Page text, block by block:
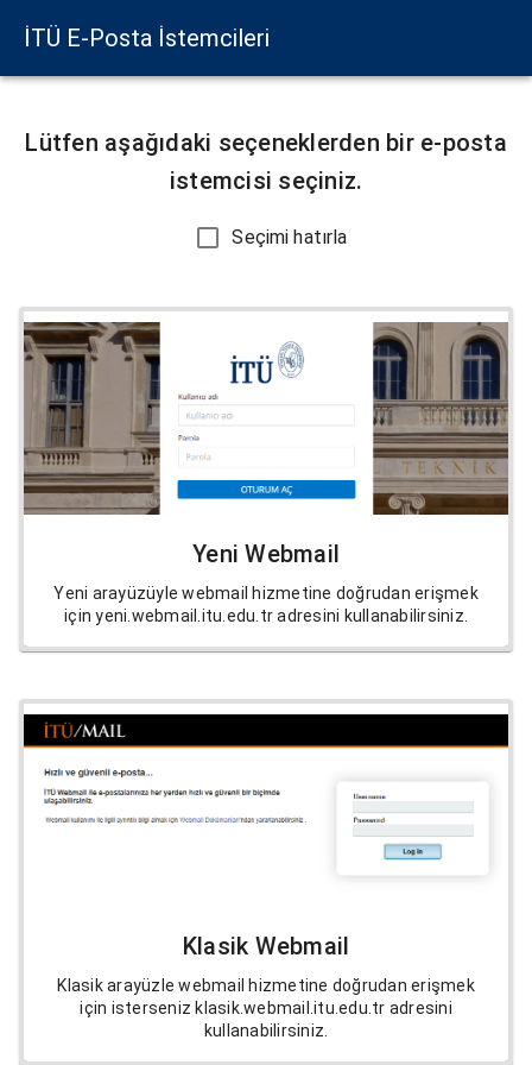
İTÜ E-Posta İstemcileri
Lütfen aşağıdaki seçeneklerden bir e-posta
istemcisi seçiniz.
Seçimi hatırla
Yeni Webmail
Yeni arayüzüyle webmail hizmetine doğrudan erişmek
için yeni.webmail.itu.edu.tr adresini kullanabilirsiniz.
Klasik Webmail
Klasik arayüzle webmail hizmetine doğrudan erişmek
için isterseniz klasik.webmail.itu.edu.tr adresini
kullanabilirsiniz.